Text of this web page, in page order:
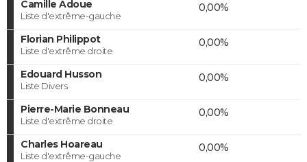
Camille Adoue
Liste d'extrême-gauche
0,00%
Florian Philippot
Liste d'extrême droite
0,00%
Edouard Husson
Liste Divers
0,00%
Pierre-Marie Bonneau
Liste d'extrême droite
0,00%
Charles Hoareau
Liste d'extrême-gauche
0,00%